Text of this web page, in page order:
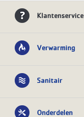
Klantenservice
Verwarming
Sanitair
Onderdelen